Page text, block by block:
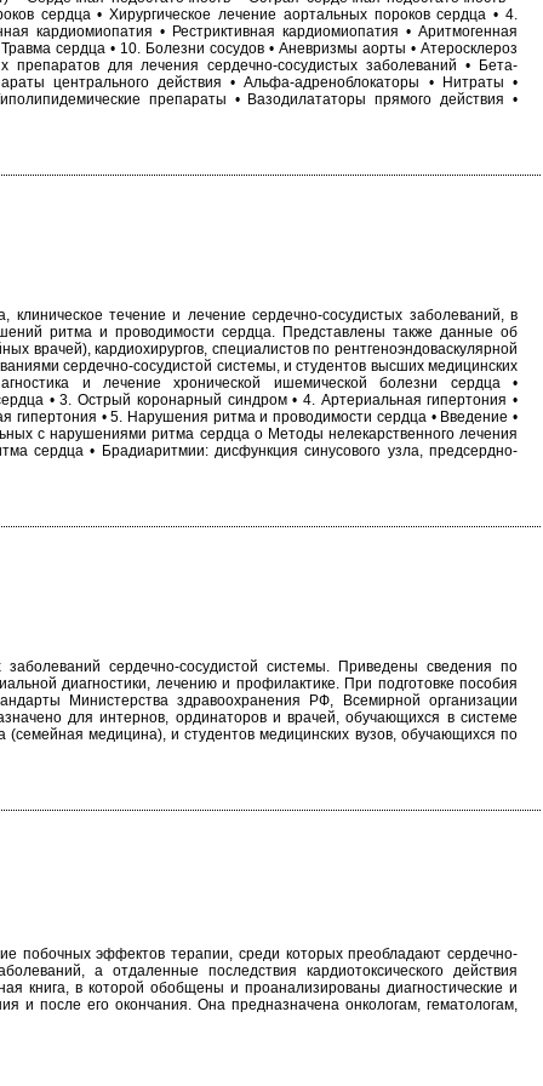
сердца • Хирургическое лечение аортальных пороков сердца • 4.
кардиомиопатия • Рестриктивная кардиомиопатия • Аритмогенная
сердца • 10. Болезни сосудов • Аневризмы аорты • Атеросклероз
для лечения сердечно-сосудистых заболеваний • Бета-
центрального действия • Альфа-адреноблокаторы • Нитраты •
препараты • Вазодилататоры прямого действия •
клиническое течение и лечение сердечно-сосудистых заболеваний, в
ритма и проводимости сердца. Представлены также данные об
врачей), кардиохирургов, специалистов по рентгеноэндоваскулярной
сердечно-сосудистой системы, и студентов высших медицинских
и лечение хронической ишемической болезни сердца •
• 3. Острый коронарный синдром • 4. Артериальная гипертония •
гипертония • 5. Нарушения ритма и проводимости сердца • Введение •
с нарушениями ритма сердца o Методы нелекарственного лечения
сердца • Брадиаритмии: дисфункция синусового узла, предсердно-
сердечно-сосудистой системы. Приведены сведения по
диагностики, лечению и профилактике. При подготовке пособия
Министерства здравоохранения РФ, Всемирной организации
для интернов, ординаторов и врачей, обучающихся в системе
медицина), и студентов медицинских вузов, обучающихся по
побочных эффектов терапии, среди которых преобладают сердечно-
а отдаленные последствия кардиотоксического действия
книга, в которой обобщены и проанализированы диагностические и
и после его окончания. Она предназначена онкологам, гематологам,